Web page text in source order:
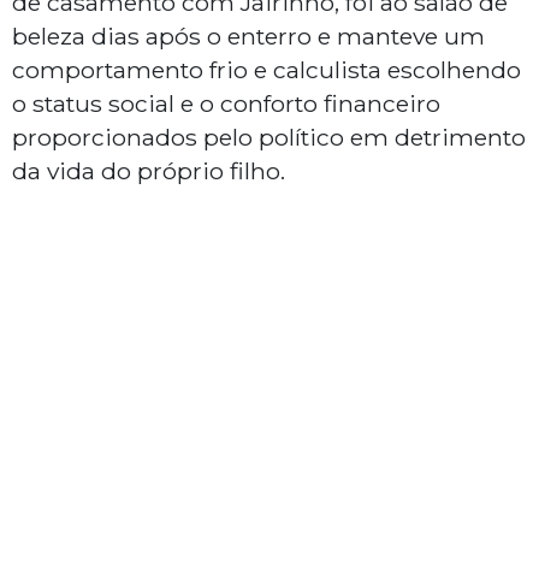
beleza dias após o enterro e manteve um
comportamento frio e calculista escolhendo
o status social e o conforto financeiro
proporcionados pelo político em detrimento
da vida do próprio filho.